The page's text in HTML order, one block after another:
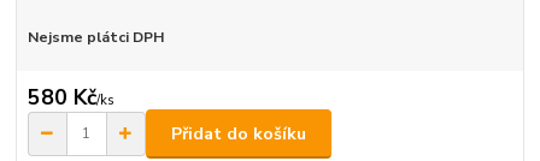
Nejsme plátci DPH
580 Kč/ks
Přidat do košíku